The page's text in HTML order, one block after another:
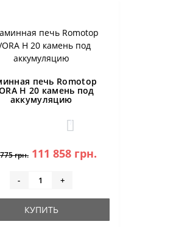
печь Romotop
H 20 камень под
аккумуляцию
1
грн. 111 858 грн.
- +
КУПИТЬ